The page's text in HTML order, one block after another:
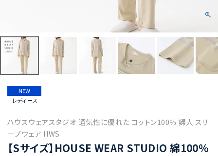
NEW
レディース
ハウスウェアスタジオ 通気性に優れた コットン100％ 婦人 スリ
ープウェア HWS
【Sサイズ】HOUSE WEAR STUDIO 綿100％